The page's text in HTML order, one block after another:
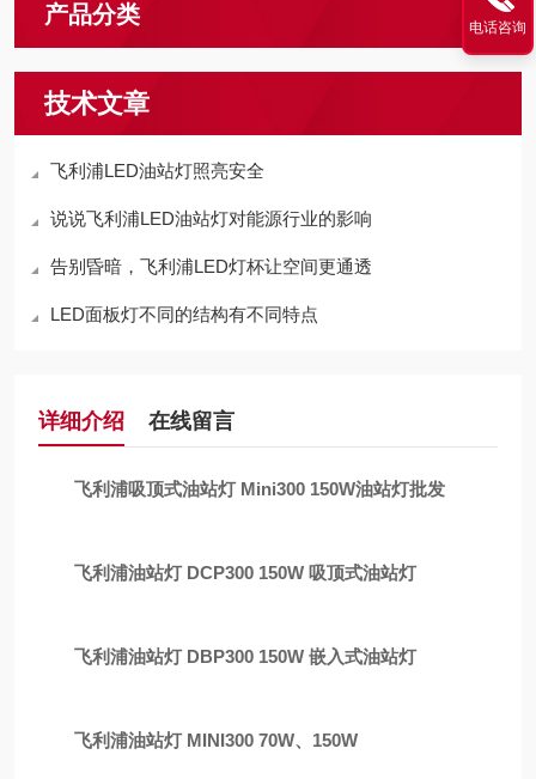
产品分类
技术文章
飞利浦LED油站灯照亮安全
说说飞利浦LED油站灯对能源行业的影响
告别昏暗，飞利浦LED灯杯让空间更通透
LED面板灯不同的结构有不同特点
详细介绍 在线留言
飞利浦吸顶式油站灯 Mini300 150W油站灯批发
飞利浦油站灯 DCP300 150W 吸顶式油站灯
飞利浦油站灯 DBP300 150W 嵌入式油站灯
飞利浦油站灯 MINI300 70W、150W
电话咨询